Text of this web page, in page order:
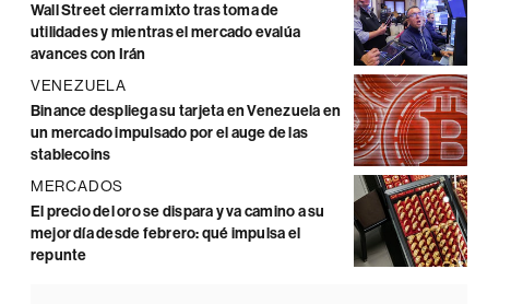
Wall Street cierra mixto tras toma de
utilidades y mientras el mercado evalúa
avances con Irán
VENEZUELA
Binance despliega su tarjeta en Venezuela en
un mercado impulsado por el auge de las
stablecoins
MERCADOS
El precio del oro se dispara y va camino a su
mejor día desde febrero: qué impulsa el
repunte